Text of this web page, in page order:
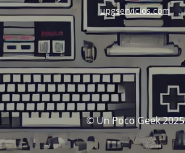
upgservicios.com
© Un Poco Geek 2025